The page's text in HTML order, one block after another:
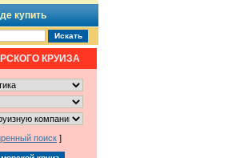
купить
КРУИЗА
поиск ]